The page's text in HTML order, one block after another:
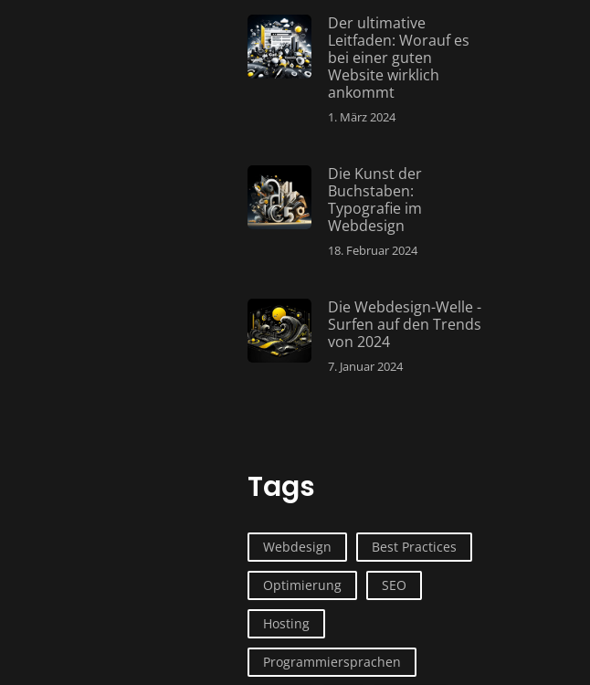
Der ultimative
Leitfaden: Worauf es
bei einer guten
Website wirklich
ankommt
1. März 2024
Die Kunst der
Buchstaben:
Typografie im
Webdesign
18. Februar 2024
Die Webdesign-Welle -
Surfen auf den Trends
von 2024
7. Januar 2024
Tags
Webdesign Best Practices
Optimierung SEO
Hosting
Programmiersprachen